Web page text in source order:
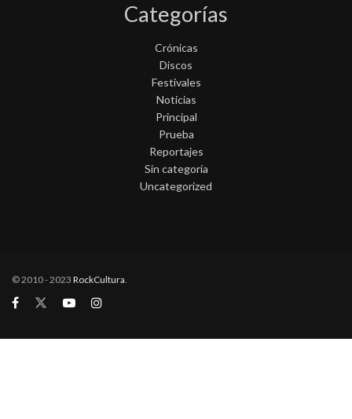
Categorías
Crónicas
Discos
Festivales
Noticias
Principal
Prueba
Reportajes
Sin categoría
Uncategorized
© 2010 - 2023 RockCultura